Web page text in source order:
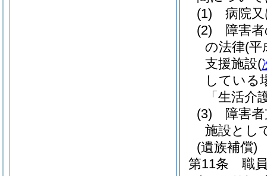
(1)
病院
(2)
障害
の法律(平
支援施設(
している
「生活介
(3)
障害
施設とし
(遺族補償)
第11条
職